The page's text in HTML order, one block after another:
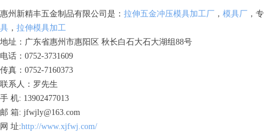
惠州新精丰五金制品有限公司是： 拉伸五金冲压模具加工厂 ， 模具厂 ，
具 ， 拉伸模具加工
地址：广东省惠州市惠阳区 秋长白石大石大湖组88号
电话：0752-3731609
传真：0752-7160373
联系人：罗先生
手 机: 13902477013
邮 箱: jfwjly@163.com
网 址:http://www.xjfwj.com/